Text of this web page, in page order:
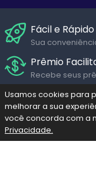
Bolões
Fácil e Rápido
Sua
Prêmio
Recebe seus
Suporte
Fale com um
Seg. a Sáb.
Pagamento
Navegação Blog
Usamos cookies para
melhorar a sua
você concorda com a
Privacidade.